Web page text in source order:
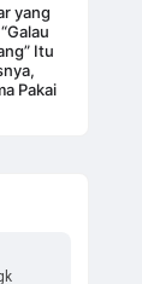
yang
Itu
Pakai